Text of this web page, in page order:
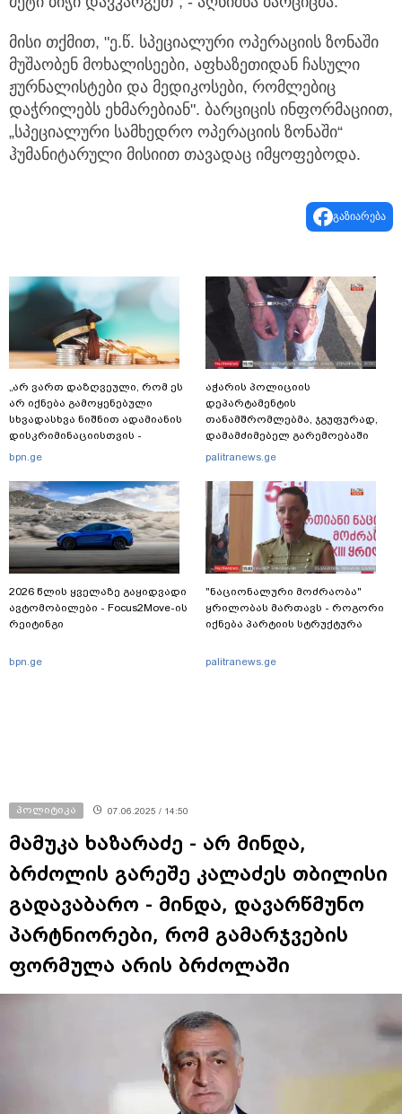
მისი თქმით, "ე.წ. სპეციალური ოპერაციის ზონაში
მუშაობენ მოხალისეები, აფხაზეთიდან ჩასული
ჟურნალისტები და მედიკოსები, რომლებიც
დაჭრილებს ეხმარებიან". ბარციცის ინფორმაციით,
„სპეციალური სამხედრო ოპერაციის ზონაში“
ჰუმანიტარული მისიით თავადაც იმყოფებოდა.
გაზიარება
„არ ვართ დაზღვეული, რომ ეს
არ იქნება გამოყენებული
სხვადასხვა ნიშნით ადამიანის
დისკრიმინაციისთვის -
განათლების სისტემა დიდი
bpn.ge
2026 წლის ყველაზე გაყიდვადი
ავტომობილები - Focus2Move-ის
რეიტინგი
bpn.ge
აჭარის პოლიციის
დეპარტამენტის
თანამშრომლებმა, ჯგუფურად,
დამამძიმებელ გარემოებაში
ჩადენილი განზრახ
ცეცხლსასროლი იარაღის
მართლსაწინააღდმეგო შეძენა-
შენახვა-ტარებისთვის ძებნილი
პირი დააკავა
palitranews.ge
"ნაციონალური მოძრაობა"
ყრილობას მართავს - როგორი
იქნება პარტიის სტრუქტურა
palitranews.ge
პოლიტიკა 07.06.2025 / 14:50
მამუკა ხაზარაძე - არ მინდა,
ბრძოლის გარეშე კალაძეს თბილისი
გადავაბარო - მინდა, დავარწმუნო
პარტნიორები, რომ გამარჯვების
ფორმულა არის ბრძოლაში